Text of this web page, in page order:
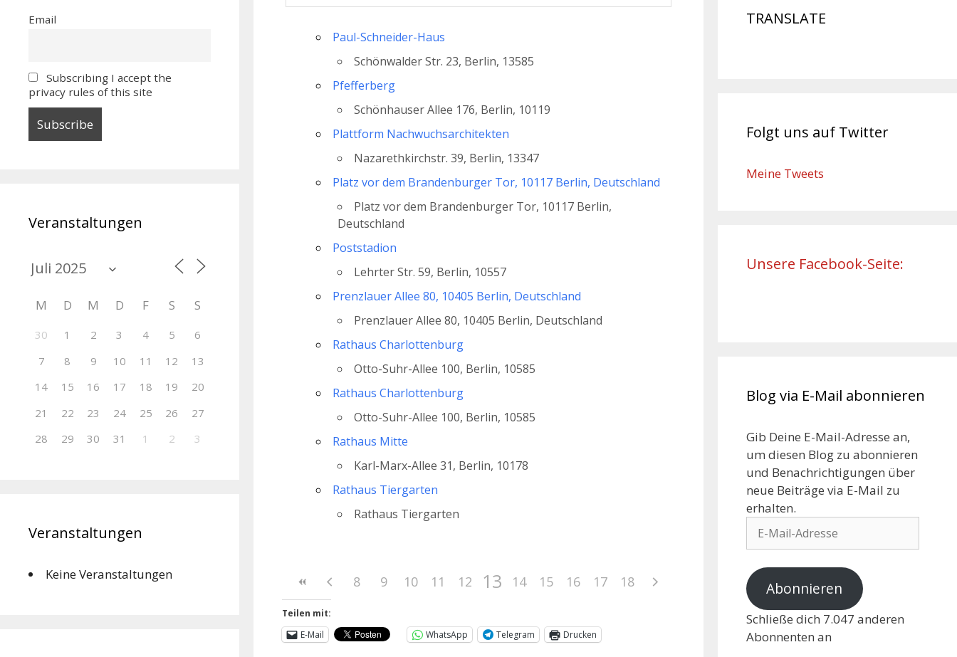
Paul-Schneider-Haus
Schönwalder Str. 23, Berlin, 13585
Pfefferberg
Schönhauser Allee 176, Berlin, 10119
Plattform Nachwuchsarchitekten
Nazarethkirchstr. 39, Berlin, 13347
Platz vor dem Brandenburger Tor, 10117 Berlin, Deutschland
Platz vor dem Brandenburger Tor, 10117 Berlin,
Deutschland
Poststadion
Lehrter Str. 59, Berlin, 10557
Prenzlauer Allee 80, 10405 Berlin, Deutschland
Prenzlauer Allee 80, 10405 Berlin, Deutschland
Rathaus Charlottenburg
Otto-Suhr-Allee 100, Berlin, 10585
Rathaus Charlottenburg
Otto-Suhr-Allee 100, Berlin, 10585
Rathaus Mitte
Karl-Marx-Allee 31, Berlin, 10178
Rathaus Tiergarten
Rathaus Tiergarten
8 9 10 11 12 13 14 15 16 17 18
Teilen mit:
E-Mail
WhatsApp Telegram Drucken
Email
Subscribing I accept the
privacy rules of this site
Veranstaltungen
M D M D F S S
30 1 2 3 4 5
6
7
8 9 10 11 12
13
14
15 16 17 18 19
20
21
22 23 24 25 26
27
28
29 30 31 1 2 3
Veranstaltungen
Keine Veranstaltungen
TRANSLATE
Folgt uns auf Twitter
Meine Tweets
Unsere Facebook-Seite:
Blog via E-Mail abonnieren
Gib Deine E-Mail-Adresse an,
um diesen Blog zu abonnieren
und Benachrichtigungen über
neue Beiträge via E-Mail zu
erhalten.
Abonnieren
Schließe dich 7.047 anderen
Abonnenten an